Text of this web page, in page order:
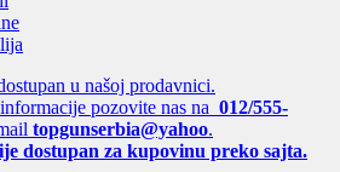
u našoj prodavnici.
pozovite nas na 012/555-
topgunserbia@yahoo.
dostupan za kupovinu preko sajta.